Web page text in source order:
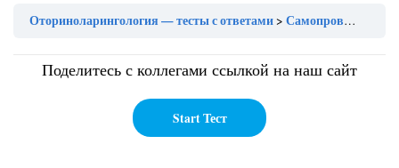
Оториноларингология — тесты с ответами Самопроверка урока №63 (оториноларингология)
Поделитесь с коллегами ссылкой на наш сайт